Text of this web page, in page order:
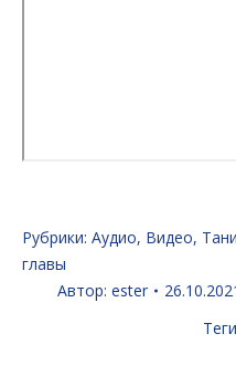
Рубрики: Аудио, Видео,
главы
Автор: ester